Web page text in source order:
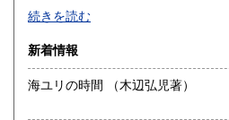
続きを読む
新着情報
海ユリの時間 （木辺弘児著）